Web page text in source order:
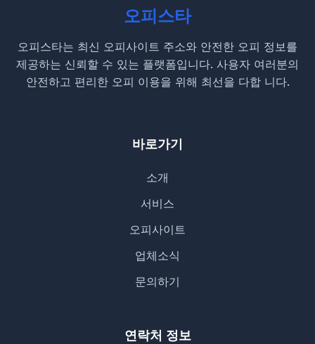
오피스타
오피스타는 최신 오피사이트 주소와 안전한 오피 정보를
제공하는 신뢰할 수 있는 플랫폼입니다. 사용자 여러분의
안전하고 편리한 오피 이용을 위해 최선을 다합 니다.
바로가기
소개
서비스
오피사이트
업체소식
문의하기
연락처 정보